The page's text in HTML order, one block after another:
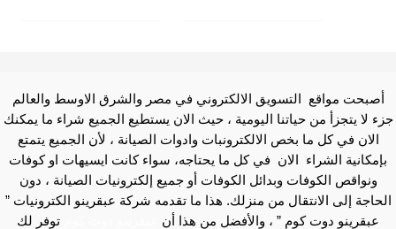
أصبحت مواقع التسويق الالكتروني في مصر والشرق الاوسط والعالم
جزء لا يتجزأ من حياتنا اليومية ، حيث الان يستطيع الجميع شراء ما يمكنك
الان في كل ما بخص الالكترونبات وادوات الصيانة ، لأن الجميع يتمتع
بإمكانية الشراء الان في كل ما يحتاجه، سواء كانت ايسيهات او كوفات
ونواقص الكوفات وبدائل الكوفات أو جميع إلكترونيات الصيانة ، دون
الحاجة إلى الانتقال من منزلك. هذا ما تقدمه شركة عبقرينو الكترونيات ”
عبقرينو دوت كوم ” ، والأفضل من هذا أن
توفر لك